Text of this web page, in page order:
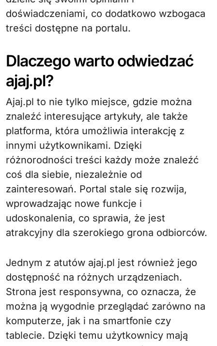
doświadczeniami, co dodatkowo wzbogaca
treści dostępne na portalu.
Dlaczego warto odwiedzać
ajaj.pl?
Ajaj.pl to nie tylko miejsce, gdzie można
znaleźć interesujące artykuły, ale także
platforma, która umożliwia interakcję z
innymi użytkownikami. Dzięki
różnorodności treści każdy może znaleźć
coś dla siebie, niezależnie od
zainteresowań. Portal stale się rozwija,
wprowadzając nowe funkcje i
udoskonalenia, co sprawia, że jest
atrakcyjny dla szerokiego grona odbiorców.
Jednym z atutów ajaj.pl jest również jego
dostępność na różnych urządzeniach.
Strona jest responsywna, co oznacza, że
można ją wygodnie przeglądać zarówno na
komputerze, jak i na smartfonie czy
tablecie. Dzięki temu użytkownicy mają